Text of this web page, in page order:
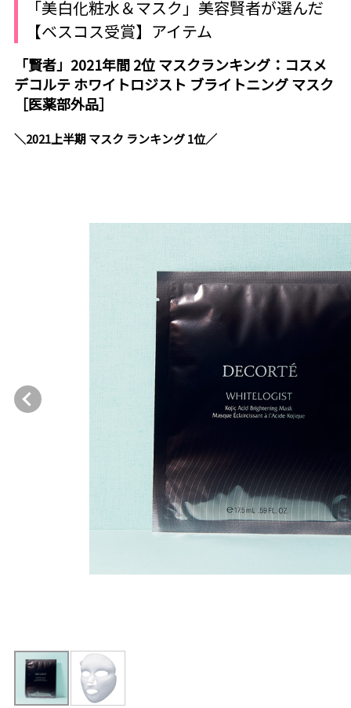
「美白化粧水＆マスク」美容賢者が選んだ
【ベスコス受賞】アイテム
「賢者」2021年間 2位 マスクランキング：コスメ
デコルテ ホワイトロジスト ブライトニング マスク
［医薬部外品］
＼2021上半期 マスク ランキング 1位／